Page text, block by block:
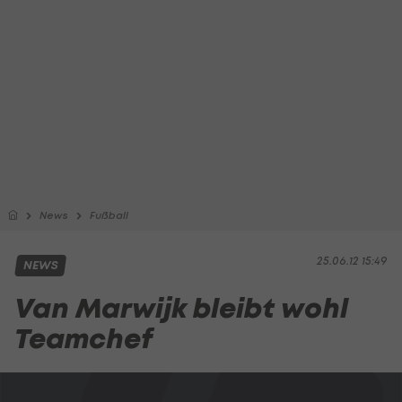
News Fußball
25.06.12 15:49
NEWS
Van Marwijk bleibt wohl
Teamchef